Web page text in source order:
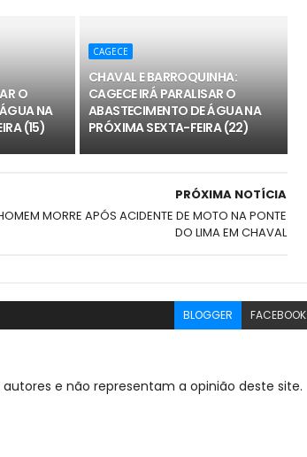
O
NA
(15)
CAGECE
CHAVAL E BARROQUINHA:
CAGECE IRÁ PARALISAR O
ABASTECIMENTO DE ÁGUA NA
PRÓXIMA SEXTA-FEIRA (22)
PRÓXIMA NOTÍCIA
MORRE APÓS ACIDENTE DE MOTO NA PONTE
DO LIMA EM CHAVAL
BLOGGER FACEBOOK
e não representam a opinião deste site.